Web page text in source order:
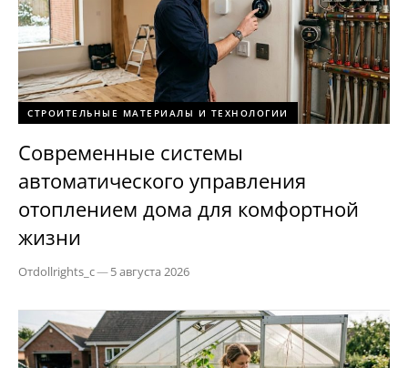
СТРОИТЕЛЬНЫЕ МАТЕРИАЛЫ И ТЕХНОЛОГИИ
Современные системы
автоматического управления
отоплением дома для комфортной
жизни
Отdollrights_c—5 августа 2026